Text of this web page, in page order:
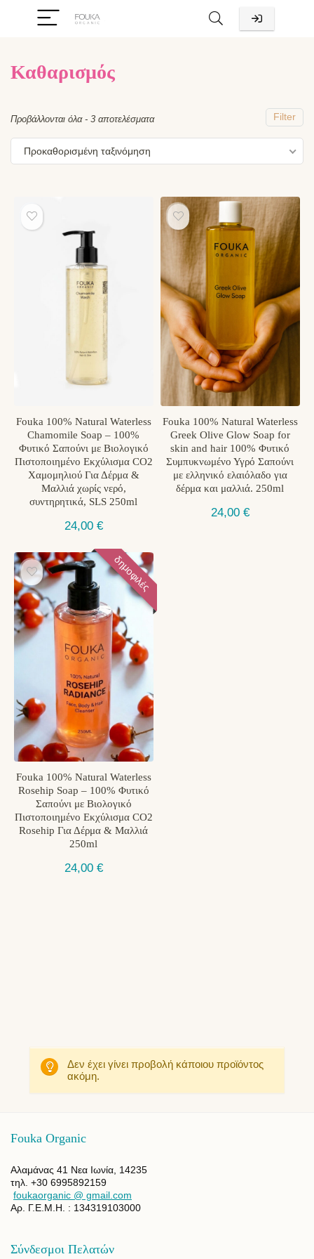
Καθαρισμός
Filter
Προβάλλονται όλα - 3 αποτελέσματα
Προκαθορισμένη ταξινόμηση
Fouka 100% Natural Waterless
Chamomile Soap – 100%
Φυτικό Σαπούνι με Βιολογικό
Πιστοποιημένο Εκχύλισμα CO2
Χαμομηλιού Για Δέρμα &
Μαλλιά χωρίς νερό,
συντηρητικά, SLS 250ml
24,00 €
Fouka 100% Natural Waterless
Greek Olive Glow Soap for
skin and hair 100% Φυτικό
Συμπυκνωμένο Υγρό Σαπούνι
με ελληνικό ελαιόλαδο για
δέρμα και μαλλιά. 250ml
24,00 €
δημοφιλές
Fouka 100% Natural Waterless
Rosehip Soap – 100% Φυτικό
Σαπούνι με Βιολογικό
Πιστοποιημένο Εκχύλισμα CO2
Rosehip Για Δέρμα & Μαλλιά
250ml
24,00 €
Δεν έχει γίνει προβολή κάποιου προϊόντος
ακόμη.
Fouka Organic
Αλαμάνας 41 Νεα Ιωνία, 14235
τηλ. +30 6995892159
foukaorganic @ gmail.com
Αρ. Γ.Ε.Μ.Η. : 134319103000
Σύνδεσμοι Πελατών